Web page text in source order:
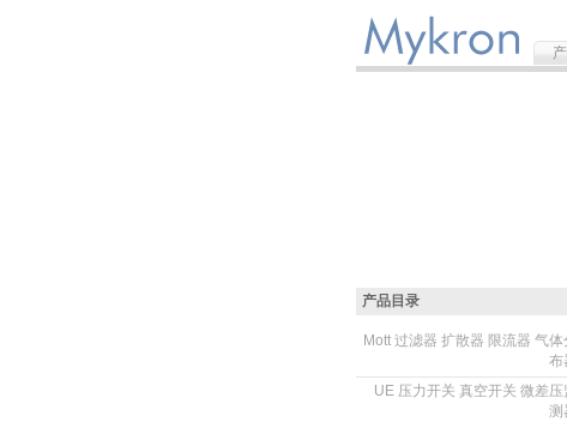
产品目录
Mott 过滤器 扩散器 限流器 气体
布
UE 压力开关 真空开关 微差压
测